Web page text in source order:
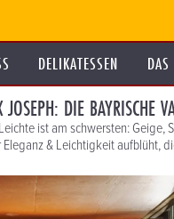
DELIKATESSEN
JOSEPH: DIE BAYRISCHE
ist am schwersten: Geige,
Eleganz & Leichtigkeit aufblüht,